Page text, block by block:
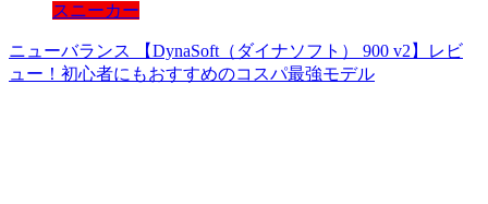
スニーカー
ニューバランス 【DynaSoft（ダイナソフト） 900 v2】レビ
ュー！初心者にもおすすめのコスパ最強モデル